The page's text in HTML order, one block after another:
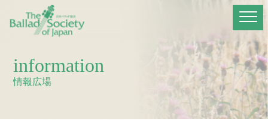
information
情報広場